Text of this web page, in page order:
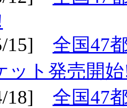
15] 全国47
ット発売開
18] 全国47